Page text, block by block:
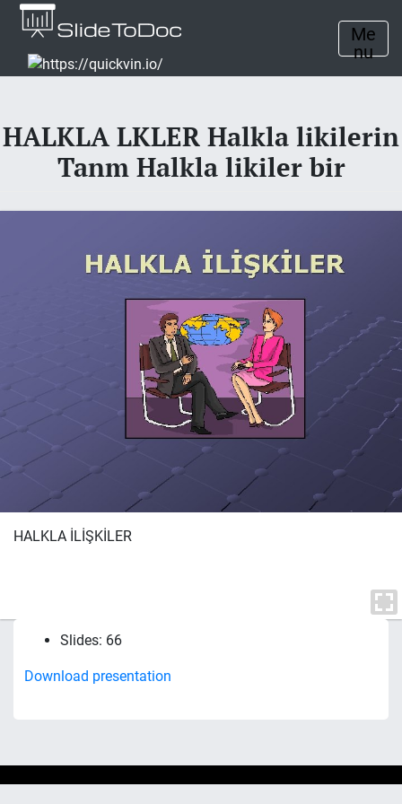
Me
nu
HALKLA LKLER Halkla likilerin
Tanm Halkla likiler bir
HALKLA İLİŞKİLER
Slides: 66
Download presentation